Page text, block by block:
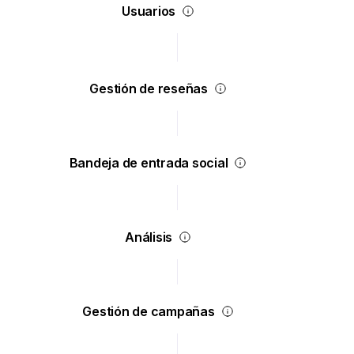
Usuarios
Gestión de reseñas
Bandeja de entrada social
Análisis
Gestión de campañas